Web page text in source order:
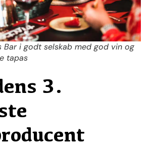
Bar i godt selskab med god vin og
tapas
3.